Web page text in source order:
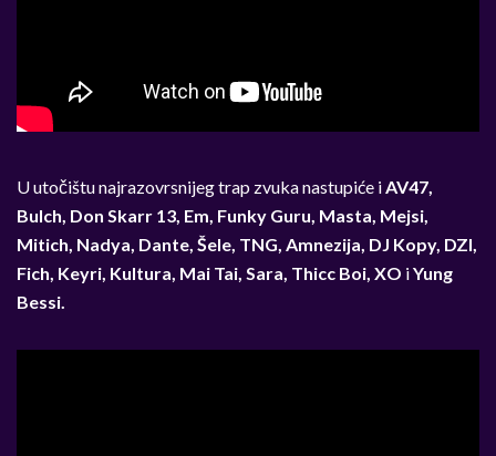
U utočištu najrazovrsnijeg trap zvuka nastupiće iAV47,
Bulch, Don Skarr 13, Em, Funky Guru, Masta, Mejsi,
Mitich, Nadya, Dante, Šele, TNG, Amnezija, DJ Kopy, DZI,
Fich, Keyri, Kultura, Mai Tai, Sara, Thicc Boi, XO iYung
Bessi.